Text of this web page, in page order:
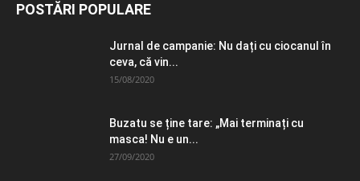
POSTĂRI POPULARE
Jurnal de campanie: Nu dați cu ciocanul în
ceva, că vin...
15/08/2020
Buzatu se ține tare: „Mai terminați cu
masca! Nu e un...
27/09/2020